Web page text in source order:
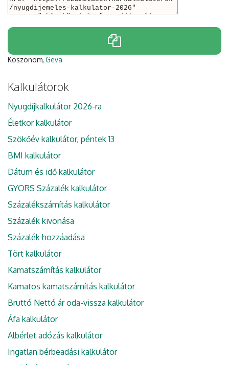
Köszönöm, Geva
Kalkulátorok
Nyugdíjkalkulátor 2026-ra
Életkor kalkulátor
Szökőév kalkulátor, péntek 13
BMI kalkulátor
Dátum és idő kalkulátor
GYORS Százalék kalkulátor
Százalékszámítás kalkulátor
Százalék kivonása
Százalék hozzáadása
Tört kalkulátor
Kamatszámítás kalkulátor
Kamatos kamatszámítás kalkulátor
Bruttó Nettó ár oda-vissza kalkulátor
Áfa kalkulátor
Albérlet adózás kalkulátor
Ingatlan bérbeadási kalkulátor